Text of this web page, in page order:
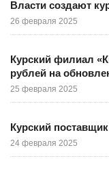
Власти создают
26 февраля 2025
Курский филиал
рублей на
25 февраля 2025
Курский
24 февраля 2025